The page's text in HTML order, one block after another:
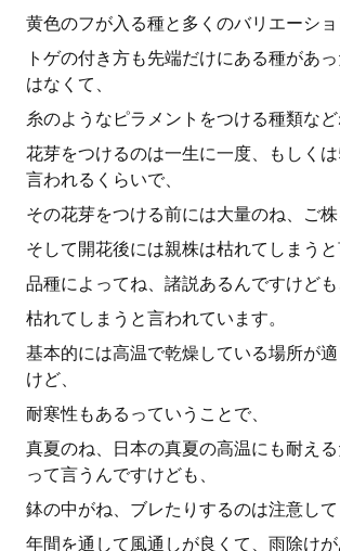
黄色のフが入る種と多くのバリエーショ
トゲの付き方も先端だけにある種があ
はなくて、
糸のようなピラメントをつける種類など
花芽をつけるのは一生に一度、もしく
言われるくらいで、
その花芽をつける前には大量のね、ご株
そして開花後には親株は枯れてしまうと
品種によってね、諸説あるんですけども
枯れてしまうと言われています。
基本的には高温で乾燥している場所が
けど、
耐寒性もあるっていうことで、
真夏のね、日本の真夏の高温にも耐え
って言うんですけども、
鉢の中がね、ブレたりするのは注意して
年間を通して風通しが良くて、雨除け